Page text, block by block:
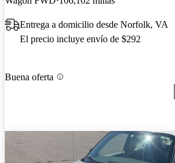
Entrega a domicilio desde Norfolk, VA
El precio incluye envío de $292
Buena oferta